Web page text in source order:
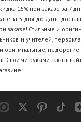
15% при заказе за 7
за 3 дня до даты
заказе! Стильные и
и учителей,
оригинальные,
Своими руками